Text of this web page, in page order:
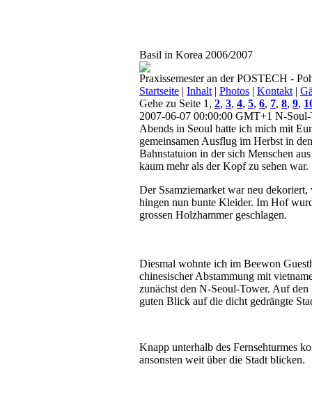
Basil in Korea 2006/2007
Praxissemester an der POSTECH -
Startseite | Inhalt | Photos | Kontakt |
Gehe zu Seite 1, 2, 3, 4, 5, 6, 7, 8, 9,
2007-06-07 00:00:00 GMT+1 N-
Abends in Seoul hatte ich mich mit
gemeinsamen Ausflug im Herbst in
Bahnstatuion in der sich Menschen
kaum mehr als der Kopf zu sehen war.
Der Ssamziemarket war neu
hingen nun bunte Kleider. Im Hof
grossen Holzhammer geschlagen.
Diesmal wohnte ich im Beewon
chinesischer Abstammung mit
zunächst den N-Seoul-Tower. Auf
guten Blick auf die dicht gedrängte
Knapp unterhalb des Fernsehturmes
ansonsten weit über die Stadt blicken.